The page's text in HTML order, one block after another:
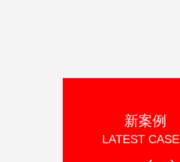
新案例
LATEST CASE